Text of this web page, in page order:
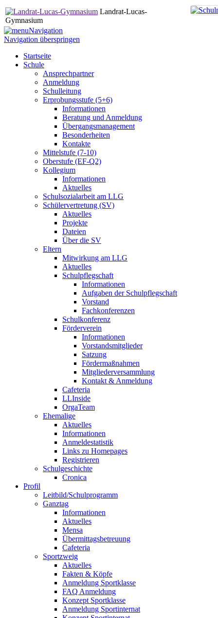
Landrat-Lucas-
Gymnasium
Navigation
Navigation überspringen
Startseite
Schule
Ansprechpartner
Anmeldung
Schulleitung
Erprobungsstufe (5+6)
Informationen
Beratung und Anmeldung
Übergangsmanagement
Besonderheiten
Kontakte
Mittelstufe (7-10)
Oberstufe (EF-Q2)
Kollegium
Informationen
Aktuelles
Schulsozialarbeit am LLG
Schülervertretung (SV)
Aktuelles
Projekte
Dateien
Über die SV
Eltern
Mitwirkung am LLG
Aktuelles
Schulpflegschaft
Informationen
Aufgaben der Schulpflegschaft
Vorstand
Fachkonferenzen
Schulkonferenz
Förderverein
Informationen
Vorstandsmitglieder
Satzung
Fördermaßnahmen
Mitgliederversammlung
Kontakt & Anmeldung
Cafeteria
LLInside
OrgaTeam
Ehemalige
Aktuelles
Informationen
Anmeldestatistik
Links zu Homepages
Registrieren
Schulgeschichte
Cronica
Profil
Leitbild/Schulprogramm
Ganztag
Informationen
Aktuelles
Mensa
Übermittagsbetreuung
Cafeteria
Sportzweig
Aktuelles
Fakten & Köpfe
Anmeldung Sportklasse
FAQ Anmeldung
Konzept Sportklasse
Anmeldung Sportinternat